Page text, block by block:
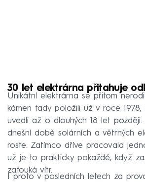
30 let elektrárna přitahuje
Unikátní elektrárna se přitom
kámen tady položili už v roce
uvedli až o dlouhých 18 let později.
dnešní době solárních a větrných
roste. Zatímco dříve pracovala
už je to prakticky pokaždé, když
zafouká vítr.
I proto v posledních letech za